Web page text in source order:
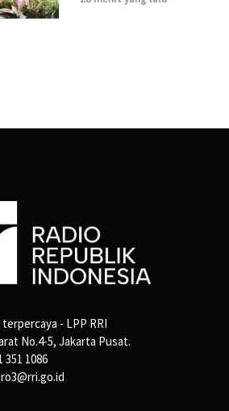
- LPP RRI
No.4-5, Jakarta Pusat.
351 1086